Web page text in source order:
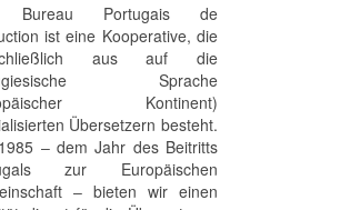
Bureau Portugais de
ist eine Kooperative, die
aus auf die
Sprache
Kontinent)
Übersetzern besteht.
‒ dem Jahr des Beitritts
zur Europäischen
‒ bieten wir einen